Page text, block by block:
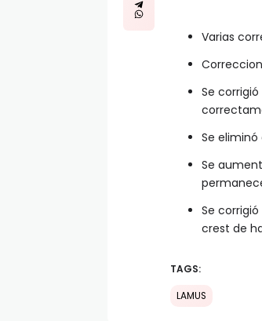
Varias
Se
Se
Se
Se
crest de
TAGS:
LAMUS